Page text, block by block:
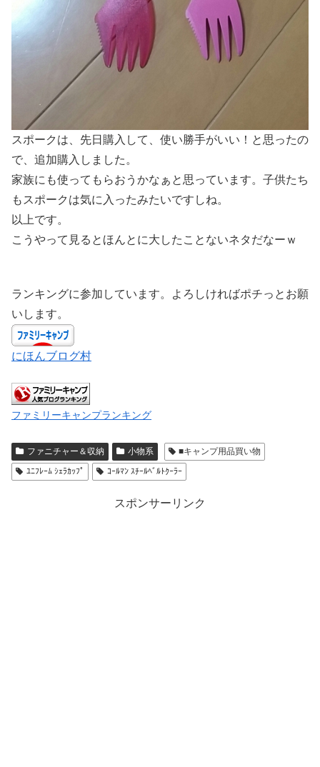
スポークは、先日購入して、使い勝手がいい！と思ったの
で、追加購入しました。
家族にも使ってもらおうかなぁと思っています。子供たち
もスポークは気に入ったみたいですしね。
以上です。
こうやって見るとほんとに大したことないネタだなーｗ
ランキングに参加しています。よろしければポチっとお願
いします。
にほんブログ村
ファミリーキャンプランキング
ファニチャー＆収納 小物系
■キャンプ用品買い物
ﾕﾆﾌﾚｰﾑ ｼｪﾗｶｯﾌﾟ
ｺｰﾙﾏﾝ ｽﾁｰﾙﾍﾞﾙﾄｸｰﾗｰ
スポンサーリンク